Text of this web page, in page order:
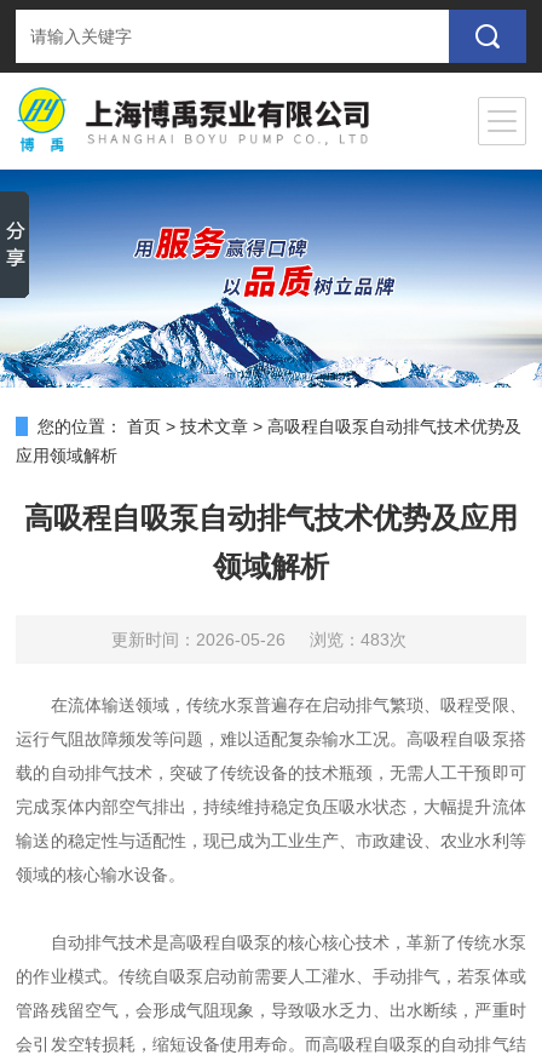
您的位置： 首页 >技术文章 >高吸程自吸泵自动排气技术优势及
应用领域解析
高吸程自吸泵自动排气技术优势及应用
领域解析
更新时间：2026-05-26 浏览：483次
在流体输送领域，传统水泵普遍存在启动排气繁琐、吸程受限、
运行气阻故障频发等问题，难以适配复杂输水工况。高吸程自吸泵搭
载的自动排气技术，突破了传统设备的技术瓶颈，无需人工干预即可
完成泵体内部空气排出，持续维持稳定负压吸水状态，大幅提升流体
输送的稳定性与适配性，现已成为工业生产、市政建设、农业水利等
领域的核心输水设备。
自动排气技术是高吸程自吸泵的核心核心技术，革新了传统水泵
的作业模式。传统自吸泵启动前需要人工灌水、手动排气，若泵体或
管路残留空气，会形成气阻现象，导致吸水乏力、出水断续，严重时
会引发空转损耗，缩短设备使用寿命。而高吸程自吸泵的自动排气结